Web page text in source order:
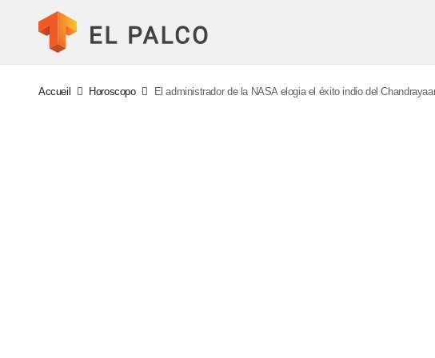
Accueil Horoscopo El administrador de la NASA elogia el éxito indio del